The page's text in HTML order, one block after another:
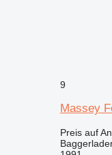
9
Massey
Preis auf